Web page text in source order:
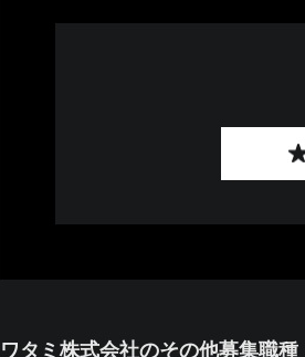
ワタミ株式会社のその他募集職種